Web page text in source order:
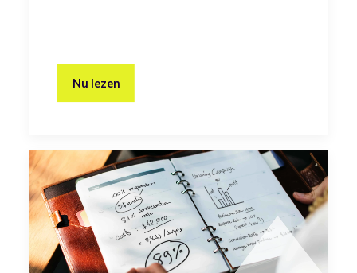
Nu lezen